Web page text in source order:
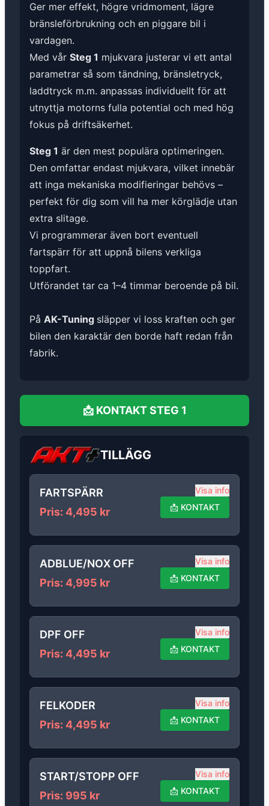
Ger mer effekt, högre vridmoment, lägre
bränsleförbrukning och en piggare bil i
vardagen.
Med vår Steg 1 mjukvara justerar vi ett antal
parametrar så som tändning, bränsletryck,
laddtryck m.m. anpassas individuellt för att
utnyttja motorns fulla potential och med hög
fokus på driftsäkerhet.
Steg 1 är den mest populära optimeringen.
Den omfattar endast mjukvara, vilket innebär
att inga mekaniska modifieringar behövs –
perfekt för dig som vill ha mer körglädje utan
extra slitage.
Vi programmerar även bort eventuell
fartspärr för att uppnå bilens verkliga
toppfart.
Utförandet tar ca 1–4 timmar beroende på bil.
På AK-Tuning släpper vi loss kraften och ger
bilen den karaktär den borde haft redan från
fabrik.
📩 KONTAKT STEG 1
TILLÄGG
FARTSPÄRR
Pris: 4,495 kr
Visa info
📩 KONTAKT
ADBLUE/NOX OFF
Pris: 4,995 kr
Visa info
📩 KONTAKT
DPF OFF
Pris: 4,495 kr
Visa info
📩 KONTAKT
FELKODER
Pris: 4,495 kr
Visa info
📩 KONTAKT
START/STOPP OFF
Pris: 995 kr
Visa info
📩 KONTAKT